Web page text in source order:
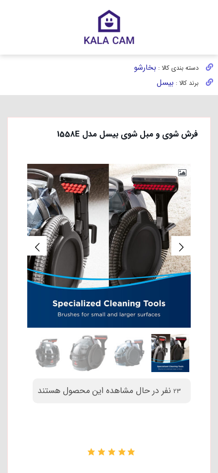
دسته بندی کالا : بخارشو
برند کالا : بیسل
فرش شوی و مبل شوی بیسل مدل 1558E
23 نفر در حال مشاهده این محصول هستند